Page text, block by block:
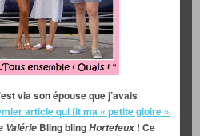
via son épouse que j’avais
article qui fit ma « petite gloire »
Valérie Bling blingHortefeux ! Ce